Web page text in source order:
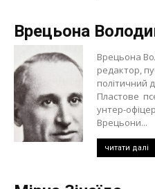
Врецьона
Врецьона
редактор,
політичний
Пластове
унтер-
Врецьони...
читати далі